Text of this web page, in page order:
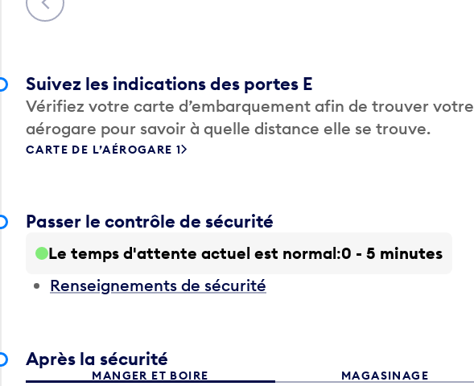
Suivez les indications des portes E
Vérifiez votre carte d’embarquement afin de trouver
aérogare pour savoir à quelle distance elle se trouve.
CARTE DE L’AÉROGARE 1
Passer le contrôle de sécurité
Le temps d'attente actuel est normal 0 - 5 minutes
Renseignements de sécurité
Après la sécurité
MANGER ET BOIRE MAGASINAGE